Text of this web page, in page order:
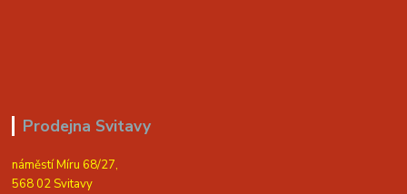
Prodejna Svitavy
náměstí Míru 68/27,
568 02 Svitavy